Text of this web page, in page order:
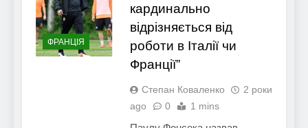
ФРАНЦІЯ
кардинально
відрізняється від
роботи в Італії чи
Франції”
Степан Коваленко
2 роки
ago
0 1 mins